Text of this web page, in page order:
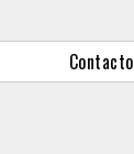
Contacto